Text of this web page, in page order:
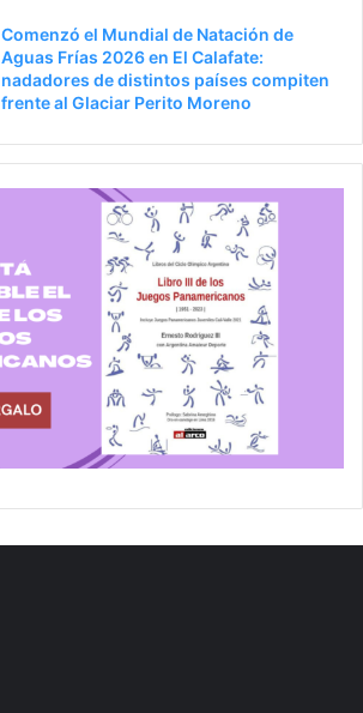
Comenzó el Mundial de Natación de
Aguas Frías 2026 en El Calafate:
nadadores de distintos países compiten
frente al Glaciar Perito Moreno